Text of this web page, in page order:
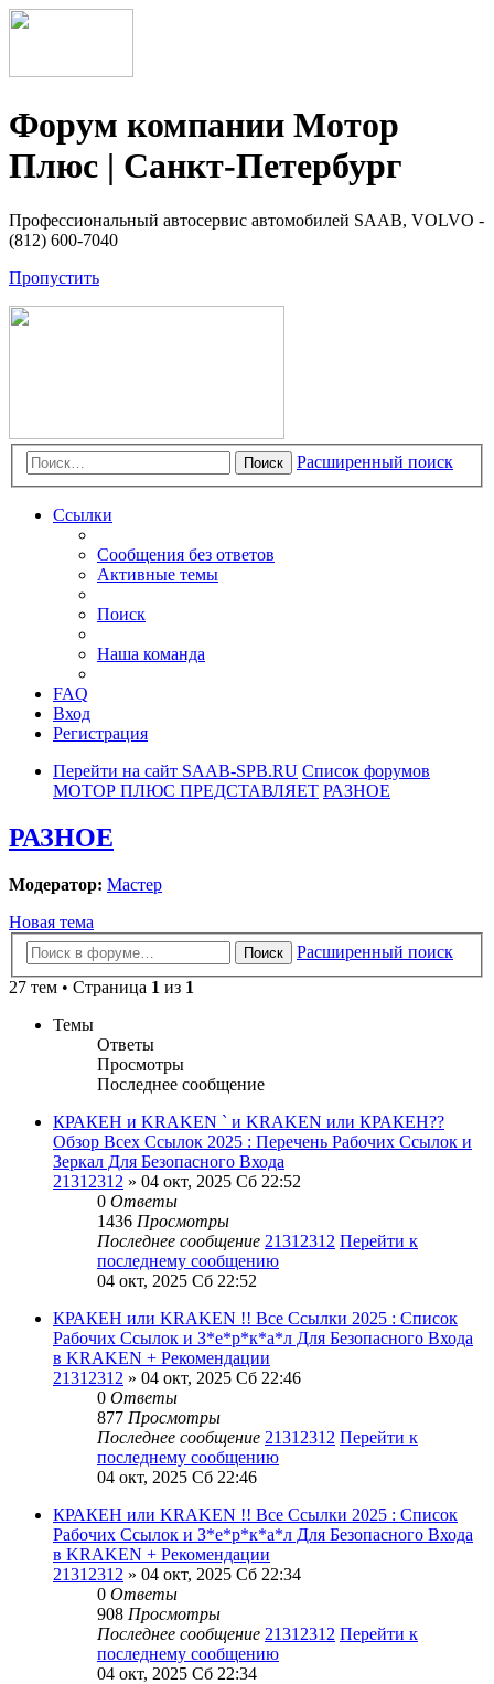
Форум компании Мотор
Плюс | Санкт-Петербург
Профессиональный автосервис автомобилей SAAB, VOLVO -
(812) 600-7040
Пропустить
Поиск Расширенный поиск
Ссылки
Сообщения без ответов
Активные темы
Поиск
Наша команда
FAQ
Вход
Регистрация
Перейти на сайт SAAB-SPB.RU Список форумов
МОТОР ПЛЮС ПРЕДСТАВЛЯЕТ РАЗНОЕ
РАЗНОЕ
Модератор: Мастер
Новая тема
Поиск
Расширенный поиск
27 тем • Страница 1 из 1
Темы
Ответы
Просмотры
Последнее сообщение
КРАКЕН и KRAKEN ` и KRAKEN или КРАКЕН??
Обзор Всех Ссылок 2025 : Перечень Рабочих Ссылок и
Зеркал Для Безопасного Входа
21312312 » 04 окт, 2025 Сб 22:52
0 Ответы
1436 Просмотры
Последнее сообщение 21312312 Перейти к
последнему сообщению
04 окт, 2025 Сб 22:52
КРАКЕН или KRAKEN !! Все Ссылки 2025 : Список
Рабочих Ссылок и З*е*р*к*а*л Для Безопасного Входа
в KRAKEN + Рекомендации
21312312 » 04 окт, 2025 Сб 22:46
0 Ответы
877 Просмотры
Последнее сообщение 21312312 Перейти к
последнему сообщению
04 окт, 2025 Сб 22:46
КРАКЕН или KRAKEN !! Все Ссылки 2025 : Список
Рабочих Ссылок и З*е*р*к*а*л Для Безопасного Входа
в KRAKEN + Рекомендации
21312312 » 04 окт, 2025 Сб 22:34
0 Ответы
908 Просмотры
Последнее сообщение 21312312 Перейти к
последнему сообщению
04 окт, 2025 Сб 22:34